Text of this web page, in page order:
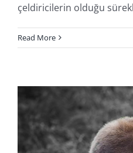
çeldiricilerin olduğu
Read More